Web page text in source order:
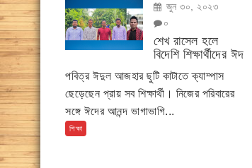
জুন ৩০, ২০২৩
০
শেখ রাসেল হলে
বিদেশি শিক্ষার্থীদের ঈদ
পবিত্র ঈদুল আজহার ছুটি কাটাতে ক্যাম্পাস
ছেড়েছেন প্রায় সব শিক্ষার্থী। নিজের পরিবারের
সঙ্গে ঈদের আনন্দ ভাগাভাগি...
শিক্ষা